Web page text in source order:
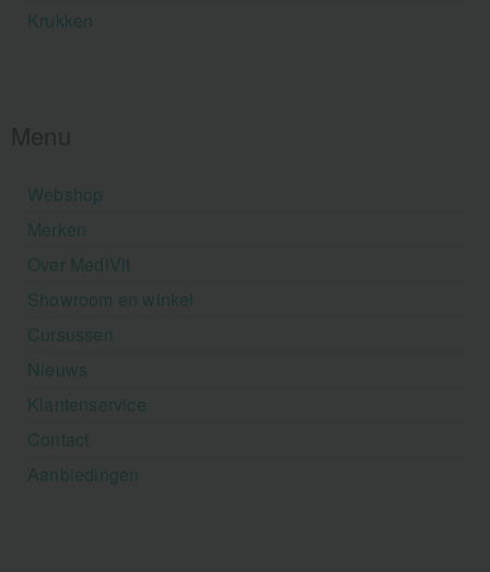
Krukken
Webshop
Merken
Over MediVit
Showroom en winkel
Cursussen
Nieuws
Klantenservice
Contact
Aanbiedingen